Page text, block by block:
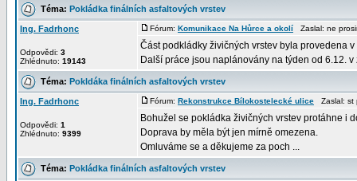
Téma: Pokládka finálních asfaltových vrstev
Ing. Fadrhonc
Odpovědi: 3
Zhlédnuto: 19143
Fórum: Komunikace Na Hůrce a okolí Zaslal: ne
Část podkládky živičných vrstev byla provedena v
Další práce jsou naplánovány na týden od 6.12.
Téma: Pokldáka finálních asfaltových vrstev
Ing. Fadrhonc
Odpovědi: 1
Zhlédnuto: 9399
Fórum: Rekonstrukce Bílokostelecké ulice Zaslal: st
Bohužel se pokládka živičných vrstev protáhne i
Doprava by měla být jen mírně omezena.
Omluváme se a děkujeme za poch ...
Téma: Pokládka finálních asfaltových vrstev